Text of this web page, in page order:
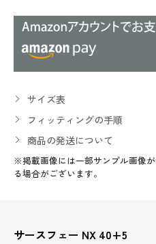
サイズ表
フィッティングの手順
商品の発送について
※掲載画像には一部サンプル画像
る場合がございます。
サースフェー NX 40+5